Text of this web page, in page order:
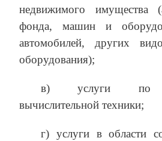
недвижимого имущества
фонда, машин и
автомобилей, других
оборудования);
в) услуги по
вычислительной техники;
г) услуги в области